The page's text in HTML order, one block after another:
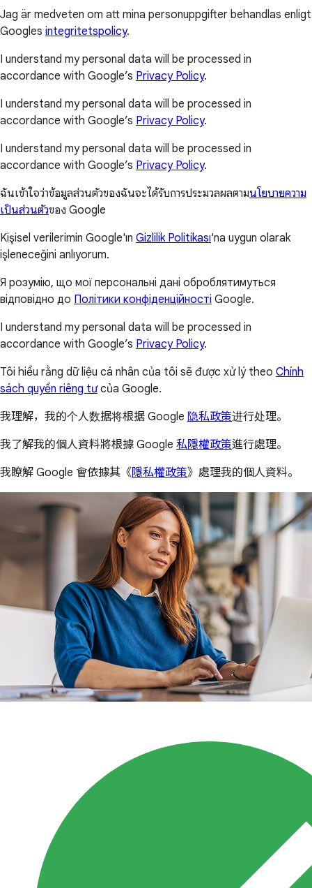
Jag är medveten om att mina personuppgifter behandlas enligt
Googles integritetspolicy.
I understand my personal data will be processed in
accordance with Google’s Privacy Policy.
I understand my personal data will be processed in
accordance with Google’s Privacy Policy.
I understand my personal data will be processed in
accordance with Google’s Privacy Policy.
ฉันเข้าใจว่าข้อมูลส่วนตัวของฉันจะได้รับการประมวลผลตามนโยบายความ
เป็นส่วนตัวของ Google
Kişisel verilerimin Google'ın Gizlilik Politikası'na uygun olarak
işleneceğini anlıyorum.
Я розумію, що мої персональні дані оброблятимуться
відповідно до Політики конфіденційності Google.
I understand my personal data will be processed in
accordance with Google’s Privacy Policy.
Tôi hiểu rằng dữ liệu cá nhân của tôi sẽ được xử lý theo Chính
sách quyền riêng tưcủa Google.
我理解，我的个人数据将根据 Google 隐私政策进行处理。
我了解我的個人資料將根據 Google 私隱權政策進行處理。
我瞭解 Google 會依據其《隱私權政策》處理我的個人資料。